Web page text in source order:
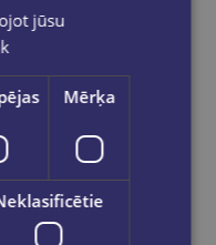
jūsu
Mērķa